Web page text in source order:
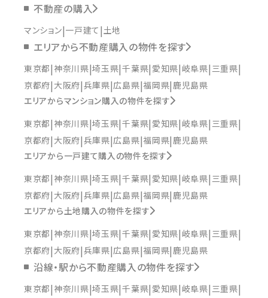
不動産の購入
マンション 一戸建て 土地
エリアから不動産購入の物件を探す
東京都 神奈川県 埼玉県 千葉県 愛知県 岐阜県 三重県
京都府 大阪府 兵庫県 広島県 福岡県 鹿児島県
エリアからマンション購入の物件を探す
東京都 神奈川県 埼玉県 千葉県 愛知県 岐阜県 三重県
京都府 大阪府 兵庫県 広島県 福岡県 鹿児島県
エリアから一戸建て購入の物件を探す
東京都 神奈川県 埼玉県 千葉県 愛知県 岐阜県 三重県
京都府 大阪府 兵庫県 広島県 福岡県 鹿児島県
エリアから土地購入の物件を探す
東京都 神奈川県 埼玉県 千葉県 愛知県 岐阜県 三重県
京都府 大阪府 兵庫県 広島県 福岡県 鹿児島県
沿線・駅から不動産購入の物件を探す
東京都 神奈川県 埼玉県 千葉県 愛知県 岐阜県 三重県